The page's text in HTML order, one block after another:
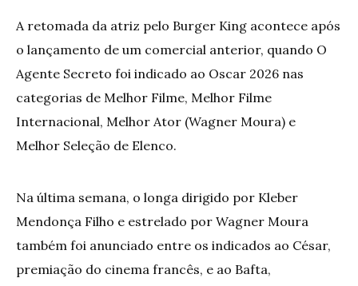
A retomada da atriz pelo Burger King acontece após
o lançamento de um comercial anterior, quando O
Agente Secreto foi indicado ao Oscar 2026 nas
categorias de Melhor Filme, Melhor Filme
Internacional, Melhor Ator (Wagner Moura) e
Melhor Seleção de Elenco.
Na última semana, o longa dirigido por Kleber
Mendonça Filho e estrelado por Wagner Moura
também foi anunciado entre os indicados ao César,
premiação do cinema francês, e ao Bafta,